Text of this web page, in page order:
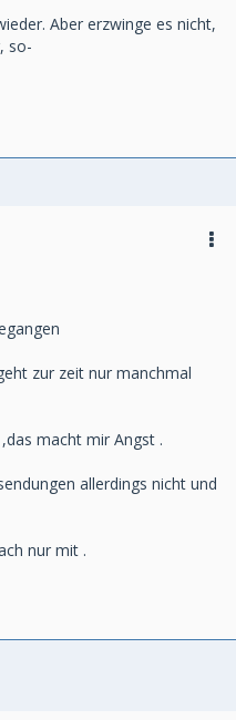
Aber erzwinge es nicht,
so-
zur zeit nur manchmal
macht mir Angst .
allerdings nicht und
nur mit .